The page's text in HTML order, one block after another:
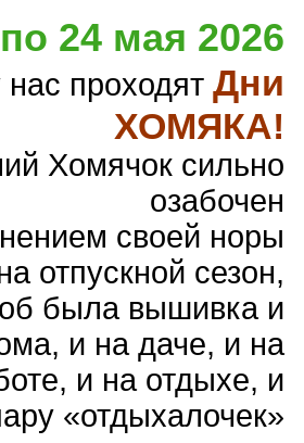
24 мая 2026
нас проходят Дни
ХОМЯКА!
Хомячок сильно
озабочен
своей норы
отпускной сезон,
была вышивка и
и на даче, и на
и на отдыхе, и
«отдыхалочек»